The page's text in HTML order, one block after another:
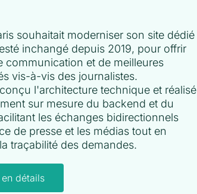
souhaitait moderniser son site dédié
inchangé depuis 2019, pour offrir
communication et de meilleures
vis-à-vis des journalistes.
l'architecture technique et réalisé
sur mesure du backend et du
les échanges bidirectionnels
de presse et les médias tout en
traçabilité des demandes.
détails